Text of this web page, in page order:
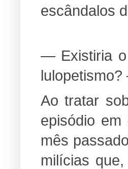
escândalos
— Existiria o
Ao tratar
episódio
mês
milícias